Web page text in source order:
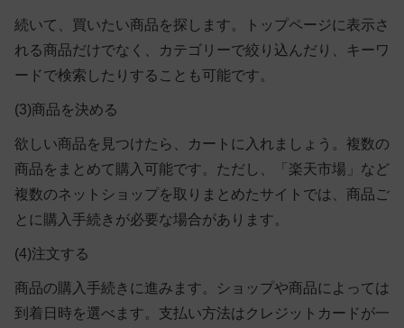
続いて、買いたい商品を探します。トップページに表示さ
れる商品だけでなく、カテゴリーで絞り込んだり、キーワ
ードで検索したりすることも可能です。
(3)商品を決める
欲しい商品を見つけたら、カートに入れましょう。複数の
商品をまとめて購入可能です。ただし、「楽天市場」など
複数のネットショップを取りまとめたサイトでは、商品ご
とに購入手続きが必要な場合があります。
(4)注文する
商品の購入手続きに進みます。ショップや商品によっては
到着日時を選べます。支払い方法はクレジットカードが一